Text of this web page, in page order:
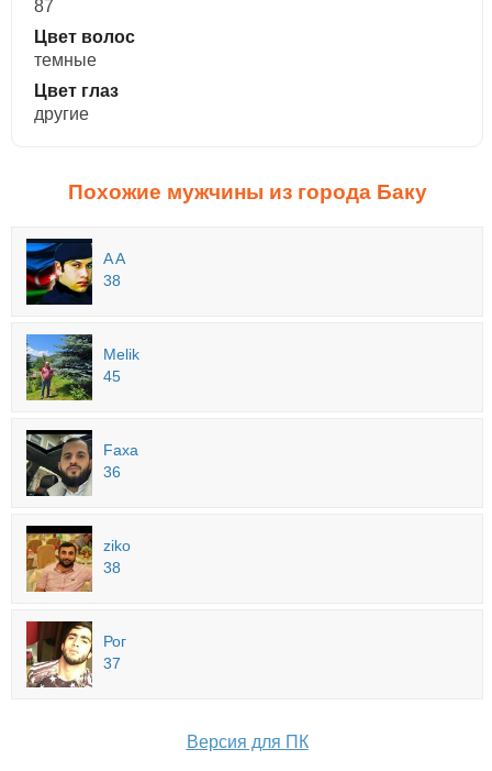
87
Цвет волос
темные
Цвет глаз
другие
Похожие мужчины из города Баку
A A
38
Melik
45
Faxa
36
ziko
38
Рог
37
Версия для ПК